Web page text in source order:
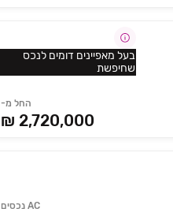
החל מ-
2,720,000 ₪
בעל מאפיינים דומים לנכס
שחיפשת
AC נכסים